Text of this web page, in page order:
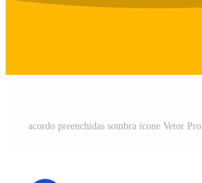
acordo preenchidas sombra ícone Vetor Pro